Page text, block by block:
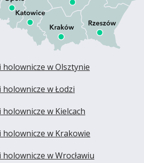
w Olsztynie
w Łodzi
w Kielcach
w Krakowie
w Wrocławiu